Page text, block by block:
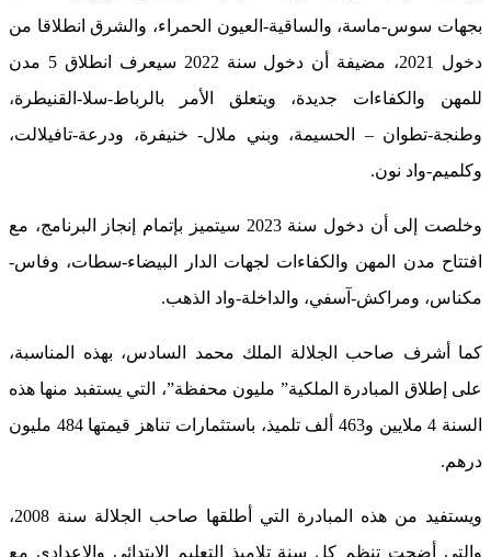
بجهات سوس-ماسة، والساقية-العيون الحمراء، والشرق انطلاقا من
دخول 2021، مضيفة أن دخول سنة 2022 سيعرف انطلاق 5 مدن
للمهن والكفاءات جديدة، ويتعلق الأمر بالرباط-سلا-القنيطرة،
وطنجة-تطوان – الحسيمة، وبني ملال- خنيفرة، ودرعة-تافيلالت،
وكلميم-واد نون.
وخلصت إلى أن دخول سنة 2023 سيتميز بإتمام إنجاز البرنامج، مع
افتتاح مدن المهن والكفاءات لجهات الدار البيضاء-سطات، وفاس-
مكناس، ومراكش-آسفي، والداخلة-واد الذهب.
كما أشرف صاحب الجلالة الملك محمد السادس، بهذه المناسبة،
على إطلاق المبادرة الملكية” مليون محفظة”، التي يستفبد منها هذه
السنة 4 ملايين و463 ألف تلميذ، باستثمارات تناهز قيمتها 484 مليون
درهم.
ويستفيد من هذه المبادرة التي أطلقها صاحب الجلالة سنة 2008،
والتي أضحت تنظم كل سنة تلاميذ التعليم الابتدائي والإعدادي مع